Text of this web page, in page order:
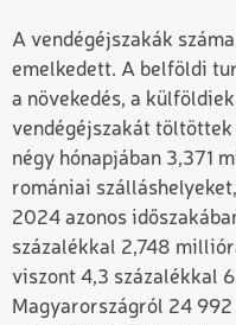
A vendégéjszakák
emelkedett. A belföldi
a növekedés, a
vendégéjszakát töltöttek
négy hónapjában 3,371
romániai
2024 azonos
százalékkal 2,748
viszont 4,3 százalékkal
Magyarországról 24